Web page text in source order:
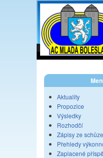
Aktuality
Propozice
Výsledky
Rozhodčí
Zápisy ze schůze
Přehledy
Zaplacené